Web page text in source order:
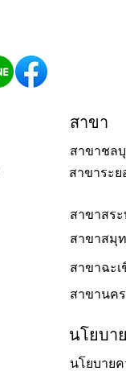
สาขาระย
สาขา
สาขาสร
สาขาชล
สาขาสมุ
สาขาฉะเ
สาขานค
นโยบา
นโยบาย